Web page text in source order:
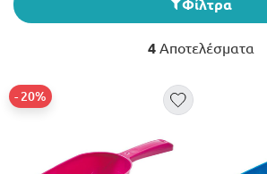
Φίλτρα
4Αποτελέσματα
- 20%